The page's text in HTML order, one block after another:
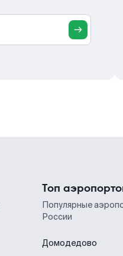
Топ
Популярные
России
Домодедово